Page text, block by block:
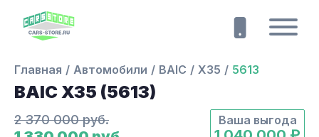
Главная Автомобили BAIC X35 5613
BAIC X35 (5613)
2 370 000 руб. Ваша выгода